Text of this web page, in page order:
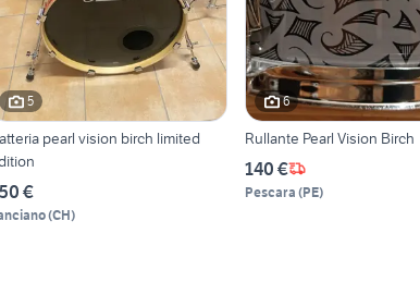
5
pearl vision birch limited
€
(CH)
6
Rullante Pearl Vision Birch
140 €
Pescara (PE)